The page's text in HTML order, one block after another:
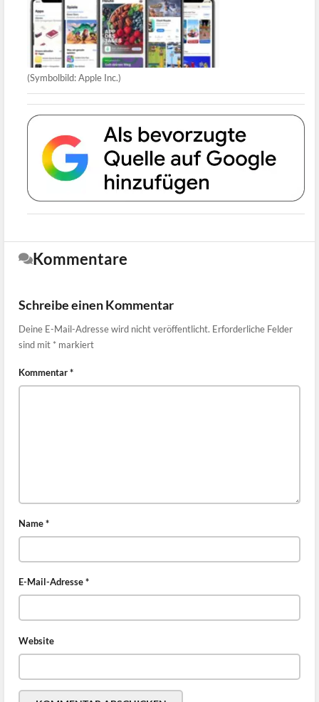
(Symbolbild: Apple Inc.)
Kommentare
Schreibe einen Kommentar
Deine E-Mail-Adresse wird nicht veröffentlicht. Erforderliche Felder
sind mit * markiert
Kommentar*
Name*
E-Mail-Adresse*
Website